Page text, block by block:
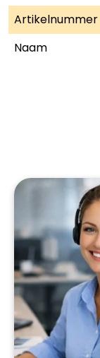
Artikelnummer
Naam